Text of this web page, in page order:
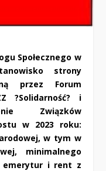
Społecznego w
strony
przez Forum
?Solidarność? i
Związków
w 2023 roku:
w tym w
minimalnego
emerytur i rent z